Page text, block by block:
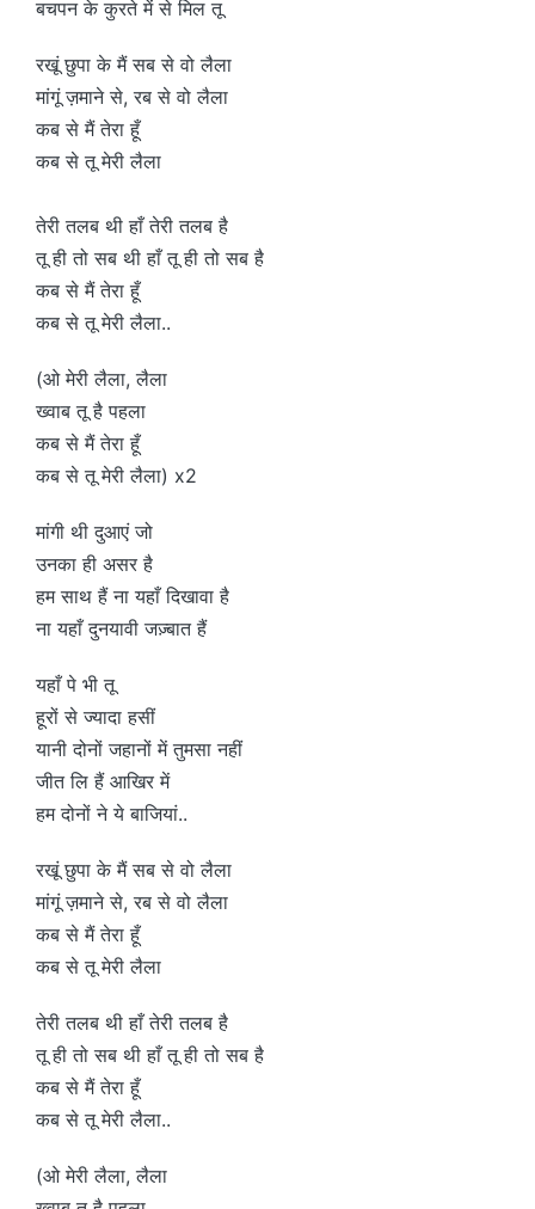
बचपन के कुरते में से मिल तू
रखूं छुपा के मैं सब से वो लैला
मांगूं ज़माने से, रब से वो लैला
कब से मैं तेरा हूँ
कब से तू मेरी लैला
तेरी तलब थी हाँ तेरी तलब है
तू ही तो सब थी हाँ तू ही तो सब है
कब से मैं तेरा हूँ
कब से तू मेरी लैला..
(ओ मेरी लैला, लैला
ख्वाब तू है पहला
कब से मैं तेरा हूँ
कब से तू मेरी लैला) x2
मांगी थी दुआएं जो
उनका ही असर है
हम साथ हैं ना यहाँ दिखावा है
ना यहाँ दुनयावी जज़्बात हैं
यहाँ पे भी तू
हूरों से ज्यादा हसीं
यानी दोनों जहानों में तुमसा नहीं
जीत लि हैं आखिर में
हम दोनों ने ये बाजियां..
रखूं छुपा के मैं सब से वो लैला
मांगूं ज़माने से, रब से वो लैला
कब से मैं तेरा हूँ
कब से तू मेरी लैला
तेरी तलब थी हाँ तेरी तलब है
तू ही तो सब थी हाँ तू ही तो सब है
कब से मैं तेरा हूँ
कब से तू मेरी लैला..
(ओ मेरी लैला, लैला